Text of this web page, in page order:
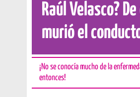
Raúl Velasco?
murió el
¡No se conocía mucho de la
entonces!